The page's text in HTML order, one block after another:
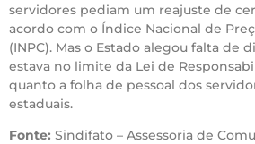
servidores pediam um reajuste de
acordo com o Índice Nacional de
(INPC). Mas o Estado alegou falta de
estava no limite da Lei de
quanto a folha de pessoal dos
estaduais.
Fonte: Sindifato – Assessoria de